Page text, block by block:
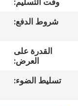
اتصل
وقت التسليم:
شروط الدفع:
القدرة على
العرض:
تسليط الضوء: